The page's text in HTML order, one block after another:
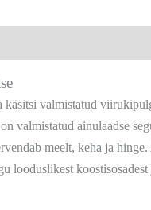
valmistatud
valmistatud ainulaadse
meelt, keha ja
looduslikest